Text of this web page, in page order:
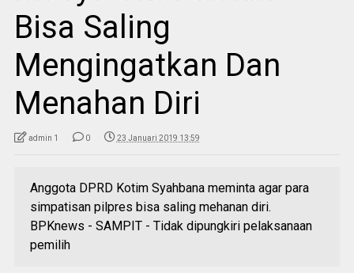
Bisa Saling
Mengingatkan Dan
Menahan Diri
admin 1 0 23 Januari 2019 13:59
Anggota DPRD Kotim Syahbana meminta agar para
simpatisan pilpres bisa saling mehanan diri.
BPKnews - SAMPIT - Tidak dipungkiri pelaksanaan
pemilih